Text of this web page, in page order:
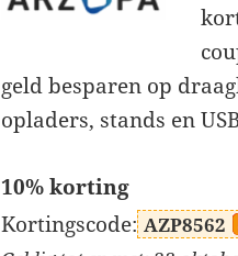
geld besparen op
opladers, stands en
10% korting
Kortingscode: AZP8562